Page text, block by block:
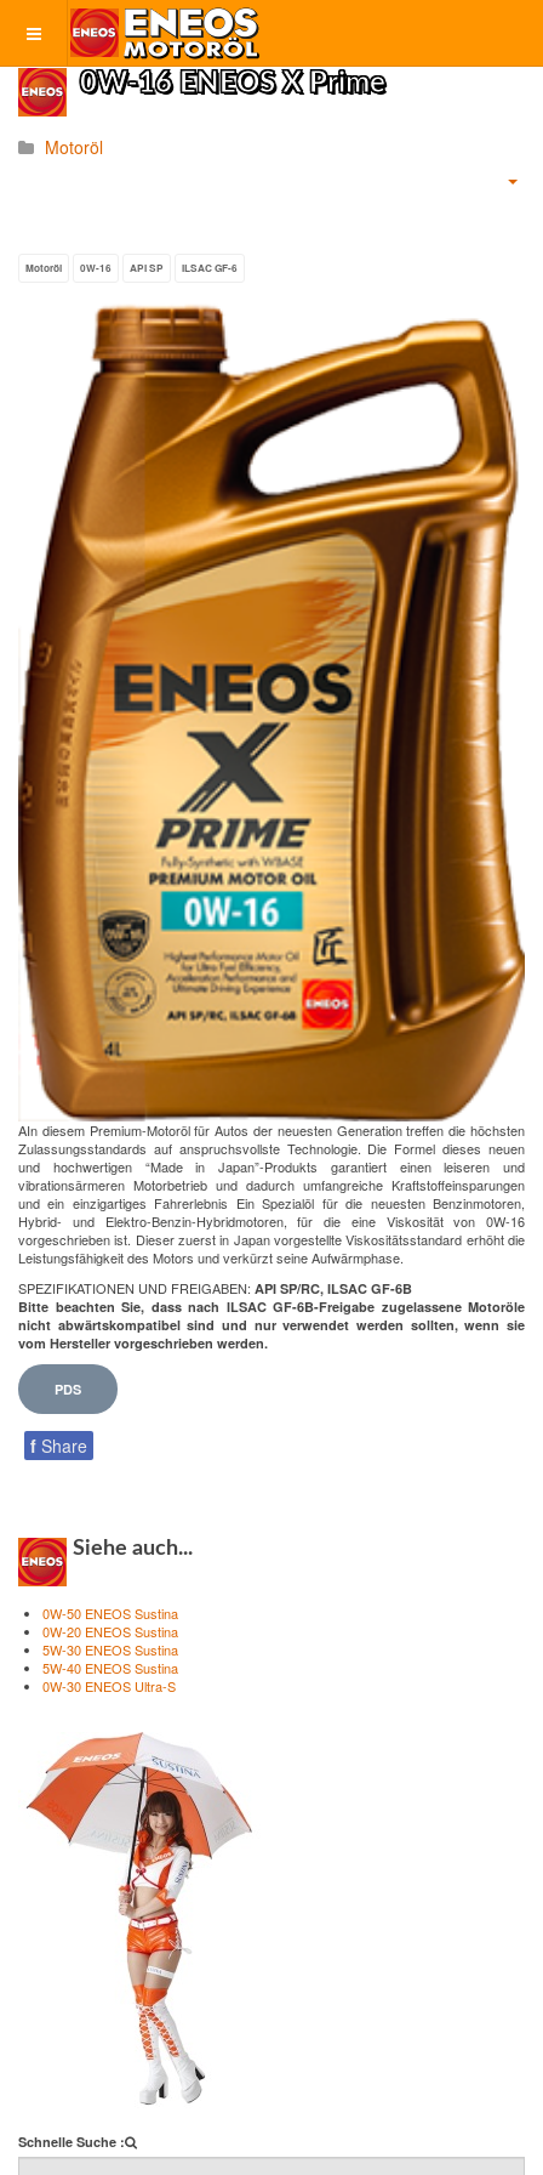
0W-16 ENEOS X Prime
Motoröl
Motoröl 0W-16 API SP ILSAC GF-6
AIn diesem Premium-Motoröl für Autos der neuesten Generation treffen die höchsten
Zulassungsstandards auf anspruchsvollste Technologie. Die Formel dieses neuen
und hochwertigen “Made in Japan”-Produkts garantiert einen leiseren und
vibrationsärmeren Motorbetrieb und dadurch umfangreiche Kraftstoffeinsparungen
und ein einzigartiges Fahrerlebnis Ein Spezialöl für die neuesten Benzinmotoren,
Hybrid- und Elektro-Benzin-Hybridmotoren, für die eine Viskosität von 0W-16
vorgeschrieben ist. Dieser zuerst in Japan vorgestellte Viskositätsstandard erhöht die
Leistungsfähigkeit des Motors und verkürzt seine Aufwärmphase.
SPEZIFIKATIONEN UND FREIGABEN: API SP/RC, ILSAC GF-6B
Bitte beachten Sie, dass nach ILSAC GF-6B-Freigabe zugelassene Motoröle
nicht abwärtskompatibel sind und nur verwendet werden sollten, wenn sie
vom Hersteller vorgeschrieben werden.
PDS
f Share
Siehe auch...
0W-50 ENEOS Sustina
0W-20 ENEOS Sustina
5W-30 ENEOS Sustina
5W-40 ENEOS Sustina
0W-30 ENEOS Ultra-S
Schnelle Suche :